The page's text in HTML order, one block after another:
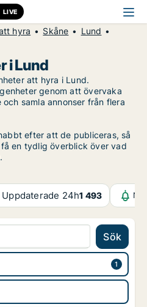
LIVE
hyra Skåne
Lund
i Lund
att hyra i Lund.
genom att övervaka
samla annonser från flera
efter att de publiceras, så
en tydlig överblick över vad
Uppdaterade 24h1 493
Sök